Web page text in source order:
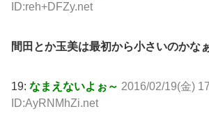
ID:reh+DFZy.net
間田とか玉美は最初から小さいのかな
19: なまえないよぉ～ 2016/02/19(金)
ID:AyRNMhZi.net